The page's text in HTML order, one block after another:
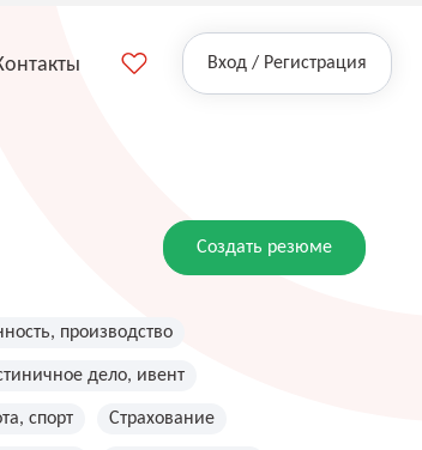
Вход / Регистрация
Создать резюме
производство
дело, ивент
спорт Страхование